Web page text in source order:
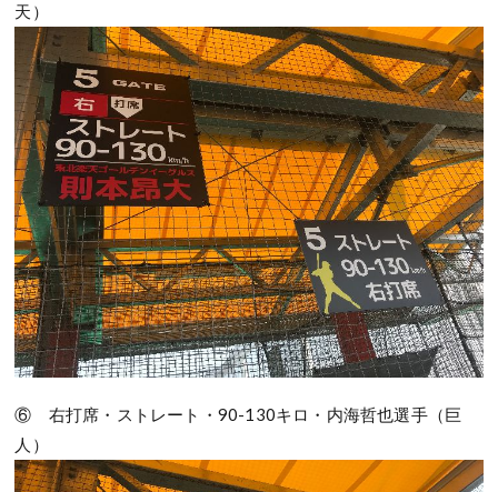
天）
⑥ 右打席・ストレート・90-130キロ・内海哲也選手（巨
人）